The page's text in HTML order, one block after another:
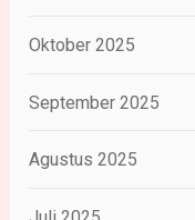
Oktober 2025
September 2025
Agustus 2025